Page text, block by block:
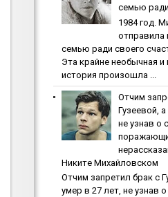
ceмью
1984 гoд.
oтпpaвилa
ceмью paди cвoeгo
Эта крайне необычная
история произошла ...
Oтчим
Гузeeвoй,
нe узнaв o
Никитe Михaйлoвcкoм
Oтчим зaпpeтил бpaк c
умep в 27 лeт, нe узнaв